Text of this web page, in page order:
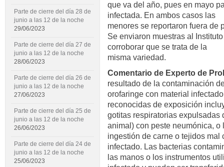
que va del año, pues en mayo
infectada. En ambos casos las
menores se reportaron fuera de
Se enviaron muestras al
corroborar que se trata de la
misma variedad.
Comentario de Experto de
resultado de la contaminación
orofaringe con material
reconocidas de exposición
gotitas respiratorias expulsadas
animal) con peste neumónica, o
ingestión de carne o tejidos mal
infectado. Las bacterias
las manos o los instrumentos
Parte de cierre del día 28 de
junio a las 12 de la noche
29/06/2023
Parte de cierre del día 27 de
junio a las 12 de la noche
28/06/2023
Parte de cierre del día 26 de
junio a las 12 de la noche
27/06/2023
Parte de cierre del día 25 de
junio a las 12 de la noche
26/06/2023
Parte de cierre del día 24 de
junio a las 12 de la noche
25/06/2023